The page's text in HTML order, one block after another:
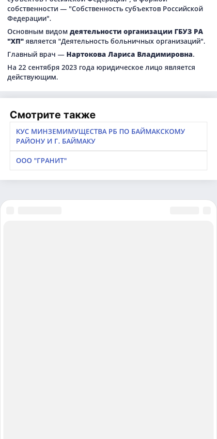
собственности — "Собственность субъектов Российской
Федерации".
Основным видом деятельности организации ГБУЗ РА
"ХП" является "Деятельность больничных организаций".
Главный врач — Нартокова Лариса Владимировна.
На 22 сентября 2023 года юридическое лицо является
действующим.
Смотрите также
КУС МИНЗЕМИМУЩЕСТВА РБ ПО БАЙМАКСКОМУ
РАЙОНУ И Г. БАЙМАКУ
ООО "ГРАНИТ"